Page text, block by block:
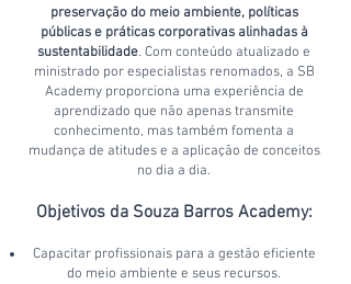
preservação do meio ambiente, políticas
públicas e práticas corporativas alinhadas à
sustentabilidade. Com conteúdo atualizado e
ministrado por especialistas renomados, a SB
Academy proporciona uma experiência de
aprendizado que não apenas transmite
conhecimento, mas também fomenta a
mudança de atitudes e a aplicação de conceitos
no dia a dia.
Objetivos da Souza Barros Academy:
Capacitar profissionais para a gestão eficiente
do meio ambiente e seus recursos.